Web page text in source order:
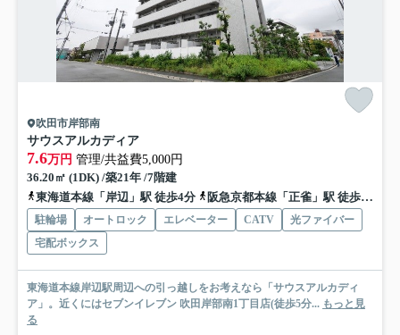
吹田市岸部南
サウスアルカディア
7.6万円 管理/共益費5,000円
36.20㎡ (1DK) /築21年 /7階建
東海道本線「岸辺」駅 徒歩4分
阪急京都本線「正雀」駅 徒歩8分
駐輪場 オートロック エレベーター CATV
光ファイバー
宅配ボックス
東海道本線岸辺駅周辺への引っ越しをお考えなら「サウスアルカディ
ア」。近くにはセブンイレブン 吹田岸部南1丁目店(徒歩5分... もっと見
る